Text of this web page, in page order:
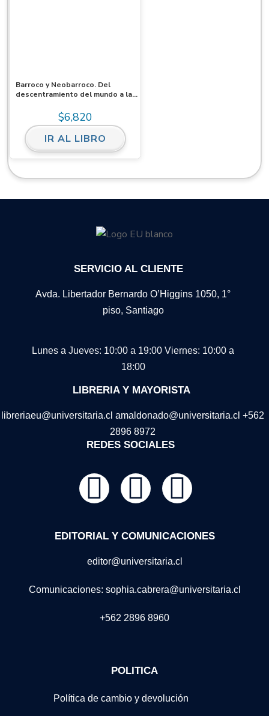
Barroco y Neobarroco. Del
descentramiento del mundo a la
$6,820
IR AL LIBRO
SERVICIO AL CLIENTE
Avda. Libertador Bernardo O’Higgins 1050, 1°
piso, Santiago
Lunes a Jueves: 10:00 a 19:00 Viernes: 10:00 a
18:00
LIBRERIA Y MAYORISTA
libreriaeu@universitaria.cl amaldonado@universitaria.cl +562
2896 8972
REDES SOCIALES
EDITORIAL Y COMUNICACIONES
editor@universitaria.cl
Comunicaciones: sophia.cabrera@universitaria.cl
+562 2896 8960
POLITICA
Política de cambio y devolución